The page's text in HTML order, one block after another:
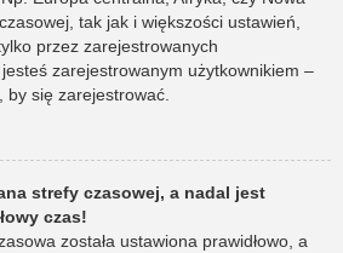
tak jak i większości ustawień,
przez zarejestrowanych
zarejestrowanym użytkownikiem –
się zarejestrować.
strefy czasowej, a nadal jest
czas!
została ustawiona prawidłowo, a